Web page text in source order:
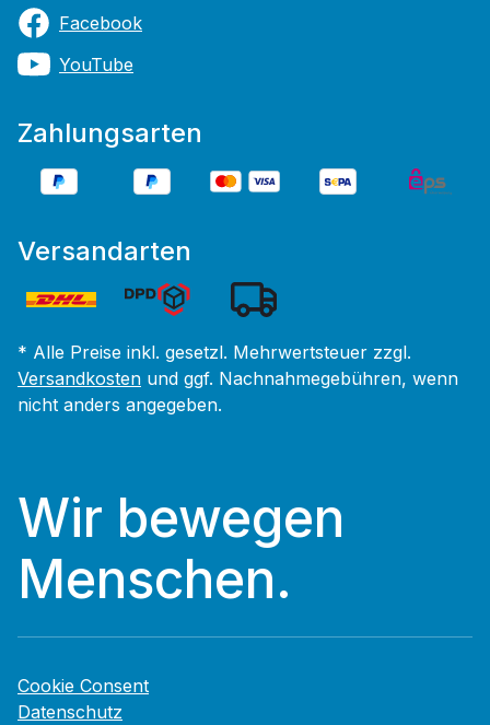
Facebook
YouTube
Zahlungsarten
Versandarten
* Alle Preise inkl. gesetzl. Mehrwertsteuer zzgl.
Versandkosten und ggf. Nachnahmegebühren, wenn
nicht anders angegeben.
Wir bewegen
Menschen.
Cookie Consent
Datenschutz